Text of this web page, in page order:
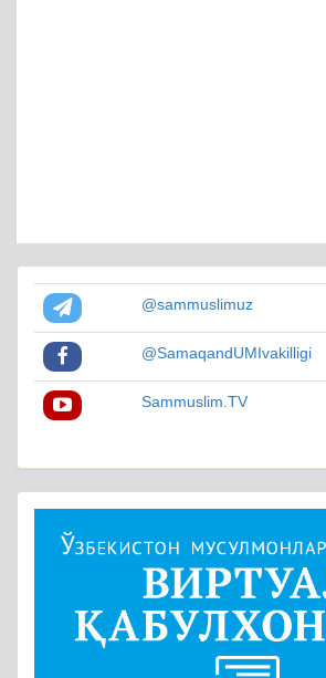
@sammuslimuz
@SamaqandUMIvakilligi
Sammuslim.TV